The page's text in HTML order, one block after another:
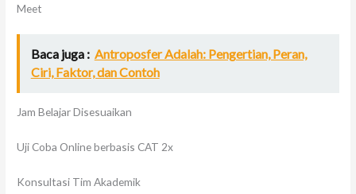
Meet
Baca juga : Antroposfer Adalah: Pengertian, Peran,
Ciri, Faktor, dan Contoh
Jam Belajar Disesuaikan
Uji Coba Online berbasis CAT 2x
Konsultasi Tim Akademik